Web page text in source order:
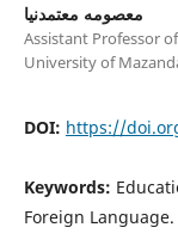
معصومه معتمدنیا
Assistant Professor
University of
DOI: https://
Keywords:
Foreign Language.